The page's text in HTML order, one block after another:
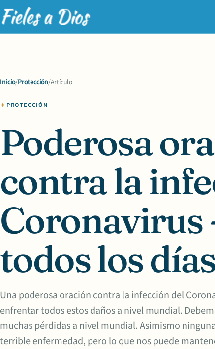
Inicio/Protección/Artículo
PROTECCIÓN
Poderosa
contra la
Coronavirus
todos los días
Una poderosa oración contra la infección del
enfrentar todos estos daños a nivel mundial.
muchas pérdidas a nivel mundial. Asimismo
terrible enfermedad, pero lo que nos puede